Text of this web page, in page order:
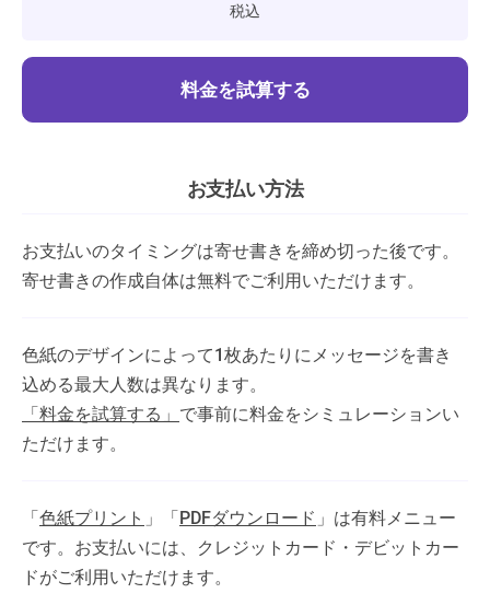
税込
料金を試算する
お支払い方法
お支払いのタイミングは寄せ書きを締め切った後です。
寄せ書きの作成自体は無料でご利用いただけます。
色紙のデザインによって1枚あたりにメッセージを書き
込める最大人数は異なります。
「料金を試算する」 で事前に料金をシミュレーションい
ただけます。
「色紙プリント 」「PDFダウンロード 」は有料メニュー
です。お支払いには、クレジットカード・デビットカー
ドがご利用いただけます。